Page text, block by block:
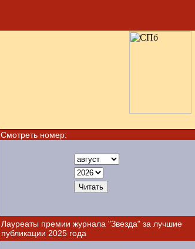
Смотреть номер:
Лауреаты премии журнала "Звезда" за лучшие
публикации 2025 года